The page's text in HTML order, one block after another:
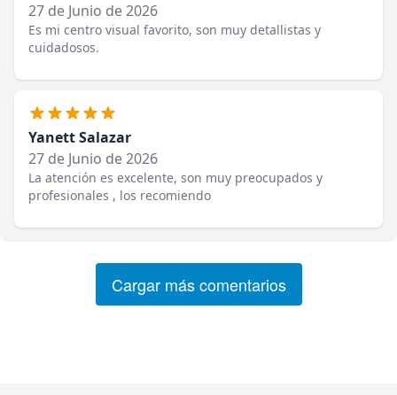
27 de Junio de 2026
Es mi centro visual favorito, son muy detallistas y
cuidadosos.
Yanett Salazar
27 de Junio de 2026
La atención es excelente, son muy preocupados y
profesionales , los recomiendo
Cargar más comentarios